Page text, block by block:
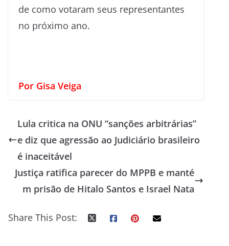
de como votaram seus representantes
no próximo ano.
Por Gisa Veiga
Lula critica na ONU “sanções arbitrárias”
e diz que agressão ao Judiciário brasileiro
é inaceitável
Justiça ratifica parecer do MPPB e manté
m prisão de Hitalo Santos e Israel Nata
Share This Post: